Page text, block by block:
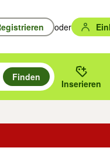
oder
und mit
zu suchen, oder
gewählten Orts oder PLZ.
Finden
Inserieren